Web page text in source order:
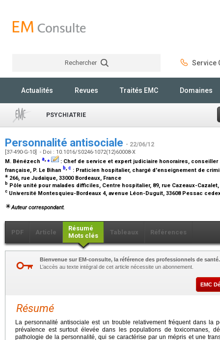
Rechercher Service
Actualités Revues Traités EMC Domaines
PSYCHIATRIE
Personnalité antisociale - 22/06/12
[37-490-G-10] - Doi : 10.1016/S0246-1072(12)60008-X
M. Bénézech a,⁎ : Chef de service et expert judiciaire honoraires,
française, P. Le Bihan b c : Praticien hospitalier, chargé d'enseignement de
a 266, rue Judaïque, 33000 Bordeaux, France
b Pôle unité pour malades difficiles, Centre hospitalier, 89, rue Cazeaux-Cazalet,
c Université Montesquieu-Bordeaux 4, avenue Léon-Duguit, 33608 Pessac
Auteur correspondant.
PDF Article
Résumé
Mots clés
Tableaux Références
Bienvenue sur EM-consulte, la référence des professionnels de santé.
L’accès au texte intégral de cet article nécessite un abonnement.
EMC
Résumé
La personnalité antisociale est un trouble relativement fréquent dans la
prévalence est surtout élevée dans les populations de toxicomanes,
pathologie de la personnalité, qui se caractérise par un mépris et une